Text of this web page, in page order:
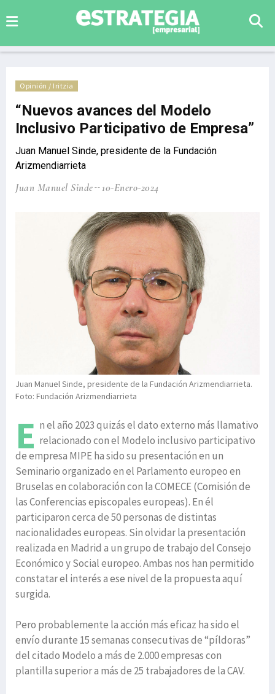
Opinión / Iritzia
“Nuevos avances del Modelo
Inclusivo Participativo de Empresa”
Juan Manuel Sinde, presidente de la Fundación
Arizmendiarrieta
Juan Manuel Sinde 10-Enero-2024
Juan Manuel Sinde, presidente de la Fundación Arizmendiarrieta.
Foto: Fundación Arizmendiarrieta
E n el año 2023 quizás el dato externo más llamativo
relacionado con el Modelo inclusivo participativo
de empresa MIPE ha sido su presentación en un
Seminario organizado en el Parlamento europeo en
Bruselas en colaboración con la COMECE (Comisión de
las Conferencias episcopales europeas). En él
participaron cerca de 50 personas de distintas
nacionalidades europeas. Sin olvidar la presentación
realizada en Madrid a un grupo de trabajo del Consejo
Económico y Social europeo. Ambas nos han permitido
constatar el interés a ese nivel de la propuesta aquí
surgida.
Pero probablemente la acción más eficaz ha sido el
envío durante 15 semanas consecutivas de “píldoras”
del citado Modelo a más de 2.000 empresas con
plantilla superior a más de 25 trabajadores de la CAV.